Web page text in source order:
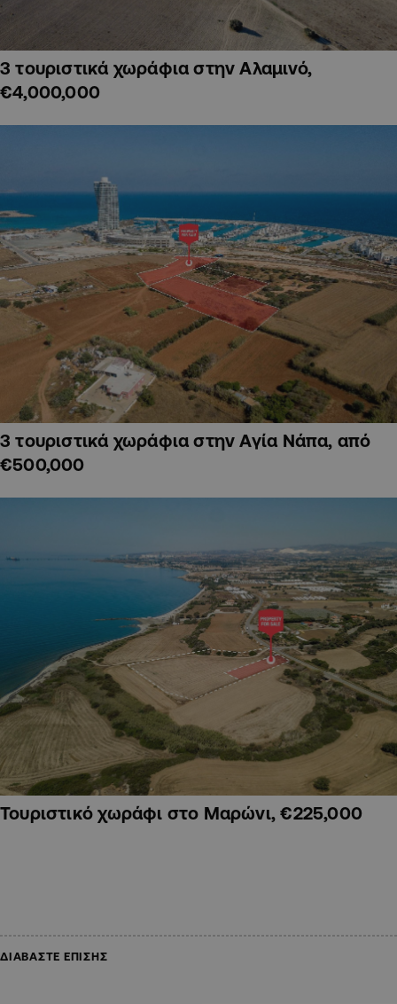
3 τουριστικά χωράφια στην Αλαμινό,
€4,000,000
3 τουριστικά χωράφια στην Αγία Νάπα, από
€500,000
Τουριστικό χωράφι στο Μαρώνι, €225,000
ΔΙΑΒΑΣΤΕ ΕΠΙΣΗΣ